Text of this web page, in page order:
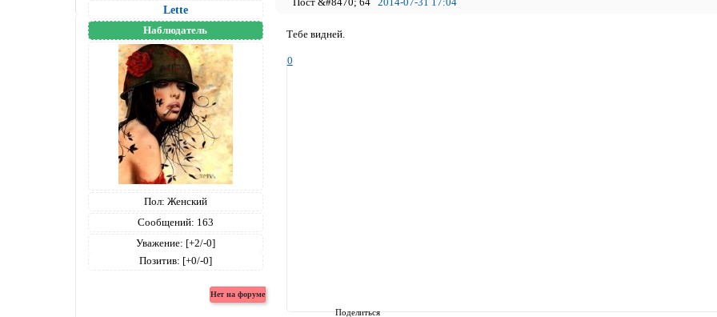
Поделиться
Lette
Наблюдатель
Пол: Женский
Сообщений: 163
Уважение: [+2/-0]
Позитив: [+0/-0]
Тебе видней.
0